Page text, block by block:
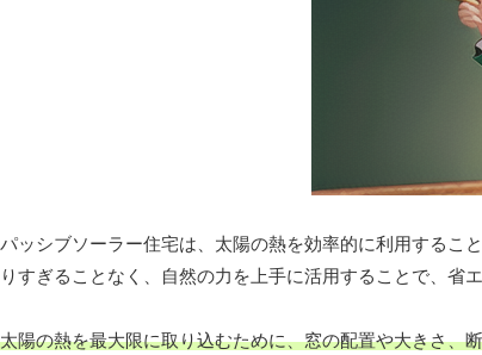
パッシブソーラー住宅は、太陽の熱を効率的に利用すること
りすぎることなく、自然の力を上手に活用することで、省
太陽の熱を最大限に取り込むために、窓の配置や大きさ、